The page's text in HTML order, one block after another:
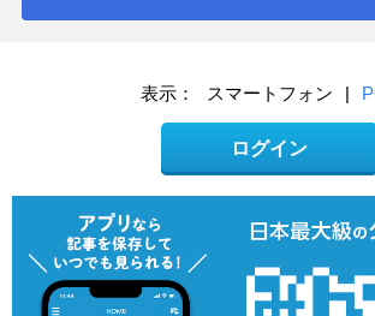
表示： スマートフォン |
ログイン